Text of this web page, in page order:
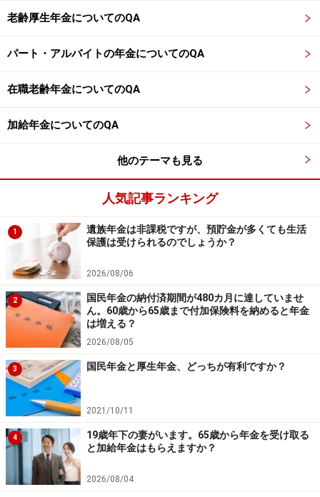
老齢厚生年金についてのQA
パート・アルバイトの年金についてのQA
在職老齢年金についてのQA
加給年金についてのQA
他のテーマも見る
人気記事ランキング
1
遺族年金は非課税ですが、預貯金が多くても生活
保護は受けられるのでしょうか？
2026/08/06
2
国民年金の納付済期間が480カ月に達していませ
ん。60歳から65歳まで付加保険料を納めると年金
は増える？
2026/08/05
3 国民年金と厚生年金、どっちが有利ですか？
2021/10/11
4
19歳年下の妻がいます。65歳から年金を受け取る
と加給年金はもらえますか？
2026/08/04